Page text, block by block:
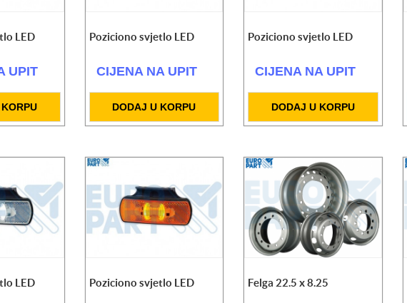
LED
UPIT
Poziciono svjetlo LED
CIJENA NA UPIT
DODAJ U KORPU
Poziciono svjetlo LED
CIJENA NA UPIT
DODAJ U KORPU
LED Poziciono svjetlo LED Felga 22.5 x 8.25